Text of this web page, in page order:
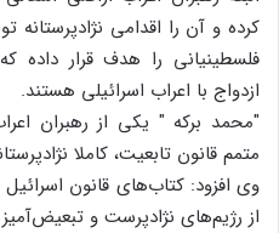
کرده و آن را اقدامی نژاد‌پرستانه
فلسطینیانی را هدف قرار داده
ازدواج با اعراب اسرائیلی هستند.
متمم قانون تابعیت، کاملا
وی افزود: کتاب‌های قانون
از رژیم‌های نژادپرست و